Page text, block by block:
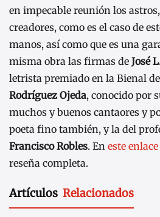
en impecable reunión los
creadores, como es el caso de
manos, así como que es una
misma obra las firmas de José
letrista premiado en la Bienal
Rodríguez Ojeda, conocido por
muchos y buenos cantaores y
poeta fino también, y la del
Francisco Robles. En este enlace
reseña completa.
Artículos Relacionados